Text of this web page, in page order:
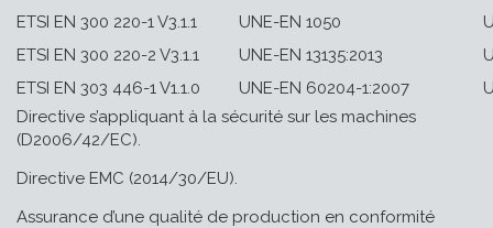
ETSI EN 300 220-1 V3.1.1
UNE-EN 1050
ETSI EN 300 220-2 V3.1.1
UNE-EN 13135:2013
ETSI EN 303 446-1 V1.1.0
UNE-EN 60204-1:2007
Directive s’appliquant à la sécurité sur les machines
(D2006/42/EC).
Directive EMC (2014/30/EU).
Assurance d’une qualité de production en conformité